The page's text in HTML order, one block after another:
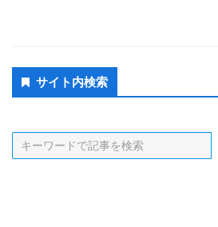
Secondary
Sidebar
サイト内検索